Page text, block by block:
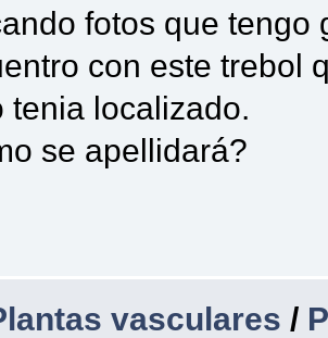
fotos que tengo
con este trebol
tenia localizado.
se apellidará?
vasculares /